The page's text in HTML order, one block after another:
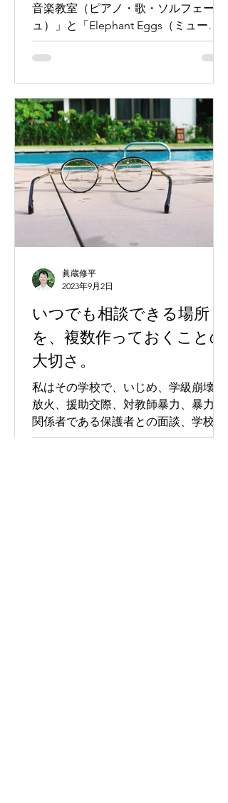
音楽教室（ピアノ・歌・ソルフェージ
ュ）」と「Elephant Eggs（ミュージ
カル教室）」の２つの教室を運営して
います。どちらのページでも、子ども
て、心理学的側面から解説します
いつでも相談できる場所
を、複数作っておくことの
大切さ。
私はその学校で、いじめ、学級崩壊、
放火、援助交際、対教師暴力、暴力団
関係者である保護者との面談、学校側
のもみ消し、生徒の死など、おそらく
眞蔵修平
2023年9月2日